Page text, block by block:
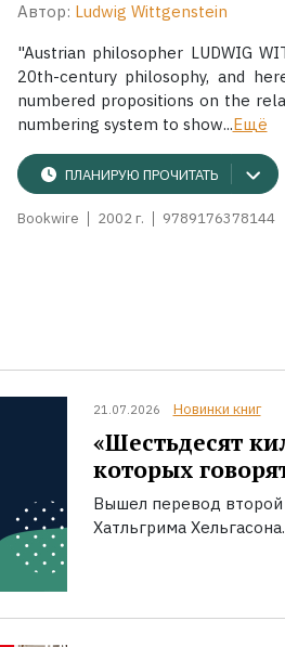
Автор: Ludwig Wittgenstein
"Austrian philosopher LUDWIG
20th-century philosophy, and
numbered propositions on the
numbering system to show...Ещё
ПЛАНИРУЮ ПРОЧИТАТЬ
Bookwire 2002 г. 9789176378144
21.07.2026 Новинки книг
«Шестьдесят
которых
Вышел перевод второй
Хатльгрима Хельгасона.